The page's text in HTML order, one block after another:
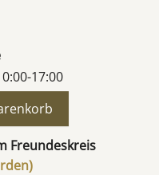
17:00
Freundeskreis